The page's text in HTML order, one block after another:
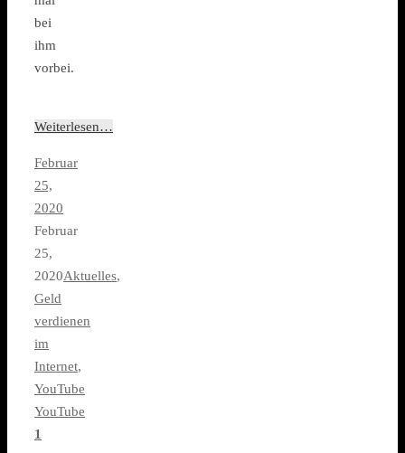
bei
ihm
vorbei.
Weiterlesen…
Februar
25,
2020
Februar
25,
2020Aktuelles,
Geld
verdienen
im
Internet,
YouTube
YouTube
1